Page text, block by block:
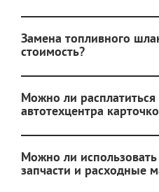
Замена топливного
стоимость?
Можно ли расплатиться
автотехцентра
Можно ли
запчасти и расходные